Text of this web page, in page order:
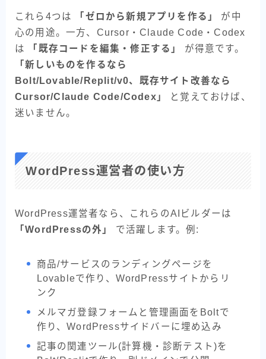
これら4つは 「ゼロから新規アプリを作る」
が中
心の用途。一方、Cursor・Claude Code・Codex
は
「既存コードを編集・修正する」
が得意です。
「新しいものを作るなら
Bolt/Lovable/Replit/v0、既存サイト改善なら
Cursor/Claude Code/Codex」
と覚えておけば、
迷いません。
WordPress運営者の使い方
WordPress運営者なら、これらのAIビルダーは
「WordPressの外」
で活躍します。例:
商品/サービスのランディングページを
Lovableで作り、WordPressサイトからリ
ンク
メルマガ登録フォームと管理画面をBoltで
作り、WordPressサイドバーに埋め込み
記事の関連ツール(計算機・診断テスト)を